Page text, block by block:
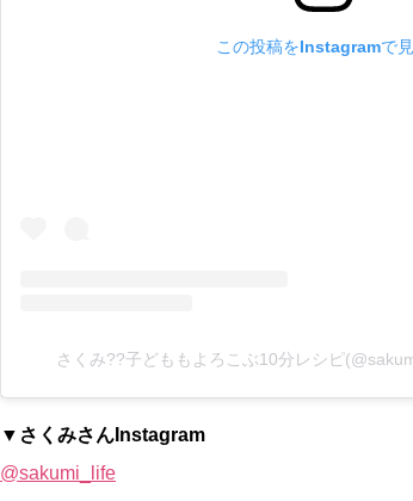
この投稿をInstagramで
さくみ??子どももよろこぶ10分レシピ
▼さくみさんInstagram
@sakumi_life